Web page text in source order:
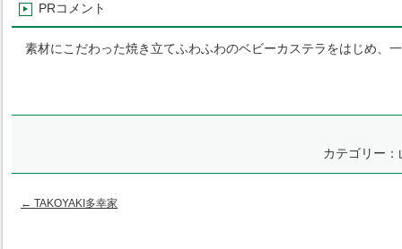
PRコメント
素材にこだわった焼き立てふわふわのベビーカステラをはじめ、
カテゴリー：
← TAKOYAKI多幸家